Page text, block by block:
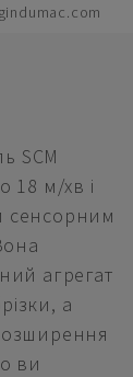
SCM
18 м/хв і
агрегат
а
ви